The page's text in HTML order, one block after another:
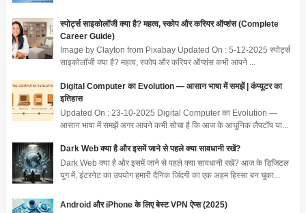
स्पोर्ट्स साइकोलॉजी क्या है? महत्व, स्कोप और करियर ऑप्शंस (Complete
Career Guide)
Image by Clayton from Pixabay Updated On : 5-12-2025 स्पोर्ट्स
साइकोलॉजी क्या है? महत्व, स्कोप और करियर ऑप्शंस कभी आपने ...
Digital Computer का Evolution — आसान भाषा में समझें | कंप्यूटर का
इतिहास
Updated On : 23-10-2025 Digital Computer का Evolution —
आसान भाषा में समझें अगर आपने कभी सोचा है कि आज के आधुनिक लैपटॉप या...
Dark Web क्या है और इसमें जाने से पहले क्या सावधानी रखें?
Dark Web क्या है और इसमें जाने से पहले क्या सावधानी रखें? आज के डिजिटल
युग में, इंटरनेट का उपयोग हमारी दैनिक जिंदगी का एक अहम हिस्सा बन चुका...
Android और iPhone के लिए बेस्ट VPN ऐप्स (2025)